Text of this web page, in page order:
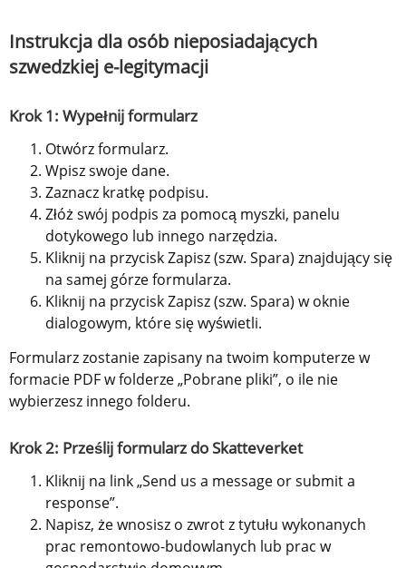
Instrukcja dla osób nieposiadających
szwedzkiej e-legitymacji
Krok 1: Wypełnij formularz
Otwórz formularz.
Wpisz swoje dane.
Zaznacz kratkę podpisu.
Złóż swój podpis za pomocą myszki, panelu
dotykowego lub innego narzędzia.
Kliknij na przycisk Zapisz (szw. Spara) znajdujący się
na samej górze formularza.
Kliknij na przycisk Zapisz (szw. Spara) w oknie
dialogowym, które się wyświetli.
Formularz zostanie zapisany na twoim komputerze w
formacie PDF w folderze „Pobrane pliki”, o ile nie
wybierzesz innego folderu.
Krok 2: Prześlij formularz do Skatteverket
Kliknij na link „Send us a message or submit a
response”.
Napisz, że wnosisz o zwrot z tytułu wykonanych
prac remontowo-budowlanych lub prac w